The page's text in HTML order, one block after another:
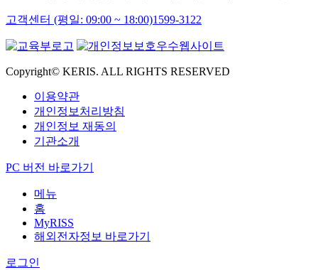
고객센터 (평일: 09:00 ~ 18:00)1599-3122
Copyright© KERIS. ALL RIGHTS RESERVED
이용약관
개인정보처리방침
개인정보 재동의
기관소개
PC 버전 바로가기
메뉴
홈
MyRISS
해외전자정보 바로가기
로그인